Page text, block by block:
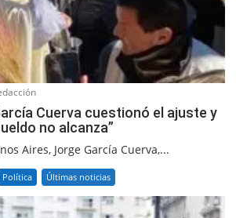
Cuerva cuestionó el ajuste y
no alcanza”
Aires, Jorge García Cuerva,...
Política Últimas noticias